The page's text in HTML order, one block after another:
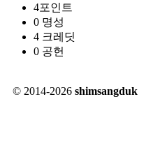
4포인트
0 명성
4 크레딧
0 공헌
© 2014-2026 shimsangduk